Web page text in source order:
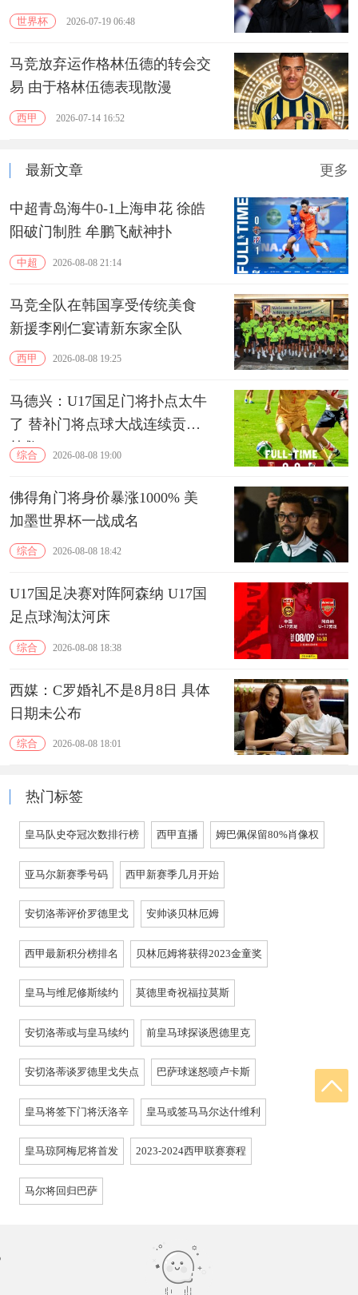
世界杯 2026-07-19 06:48
马竞放弃运作格林伍德的转会交
易 由于格林伍德表现散漫
西甲 2026-07-14 16:52
最新文章 更多
中超青岛海牛0-1上海申花 徐皓
阳破门制胜 牟鹏飞献神扑
中超 2026-08-08 21:14
马竞全队在韩国享受传统美食
新援李刚仁宴请新东家全队
西甲 2026-08-08 19:25
马德兴：U17国足门将扑点太牛
了 替补门将点球大战连续贡献
扑救
综合 2026-08-08 19:00
佛得角门将身价暴涨1000% 美
加墨世界杯一战成名
综合 2026-08-08 18:42
U17国足决赛对阵阿森纳 U17国
足点球淘汰河床
综合 2026-08-08 18:38
西媒：C罗婚礼不是8月8日 具体
日期未公布
综合 2026-08-08 18:01
热门标签
皇马队史夺冠次数排行榜 西甲直播 姆巴佩保留80%肖像权
亚马尔新赛季号码 西甲新赛季几月开始
安切洛蒂评价罗德里戈 安帅谈贝林厄姆
西甲最新积分榜排名 贝林厄姆将获得2023金童奖
皇马与维尼修斯续约 莫德里奇祝福拉莫斯
安切洛蒂或与皇马续约 前皇马球探谈恩德里克
安切洛蒂谈罗德里戈失点 巴萨球迷怒喷卢卡斯
皇马将签下门将沃洛辛 皇马或签马马尔达什维利
皇马琼阿梅尼将首发 2023-2024西甲联赛赛程
马尔将回归巴萨